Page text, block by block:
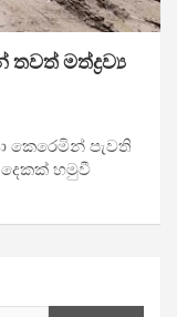
මත්ද්‍රව්‍ය
කෙරෙමින් පැවති
හමුවී